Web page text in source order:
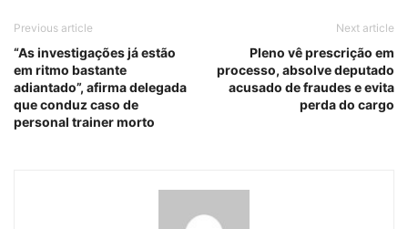
Previous article
​“As investigações já estão
em ritmo bastante
adiantado”, afirma delegada
que conduz caso de
personal trainer morto
Next article
Pleno vê prescrição em
processo, absolve deputado
acusado de fraudes e evita
perda do cargo